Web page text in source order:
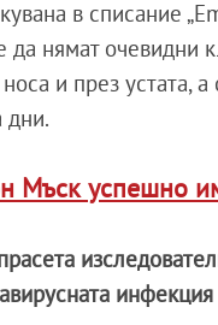
в списание
нямат очевидни
и през устата,
дни.
Мъск успешно